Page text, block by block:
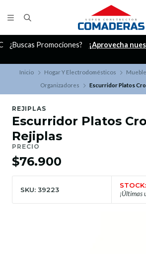
¿Buscas Promociones? ¡Aprovecha
Inicio Hogar Y Electrodomésticos
Organizadores
Escurridor Platos
REJIPLAS
Escurridor Platos
Rejiplas
PRECIO
$76.900
SKU: 39223
¡Últimas